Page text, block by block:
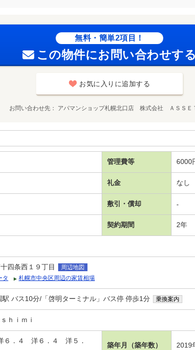
無料・簡単2項目！
この物件にお問い合わせする
お気に入りに追加する
お問い合わせ先 アパマンショップ札幌北口店 株式会社 ＡＳＳＥ
管理費等 6000
礼金 なし
敷引・償却 -
契約期間 2年
四条西１９丁目
周辺地図
タ
札幌市中央区周辺の家賃相場
バス10分/「啓明ターミナル」バス停 停歩1分 乗換案内
ｈｉｍｉ
６．４ 洋６．４ 洋５．
築年月（築年数） 2019